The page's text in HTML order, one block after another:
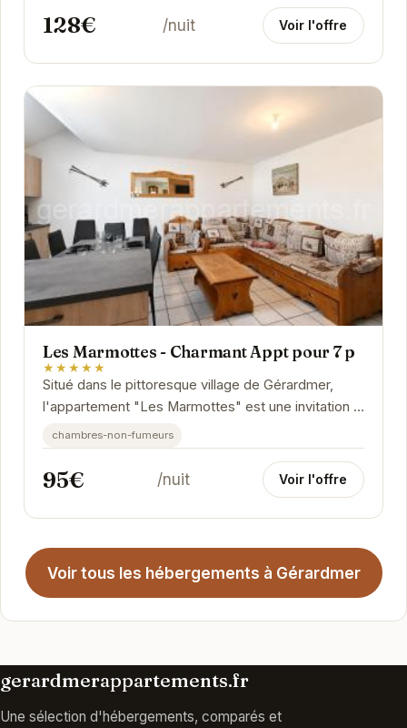
128€ /nuit Voir l'offre
Les Marmottes - Charmant Appt pour 7 p
★★★★★
Situé dans le pittoresque village de Gérardmer,
l'appartement "Les Marmottes" est une invitation à
la détente et à la découverte. Son...
chambres-non-fumeurs
95€ /nuit Voir l'offre
Voir tous les hébergements à Gérardmer
gerardmerappartements.fr
Une sélection d'hébergements, comparés et